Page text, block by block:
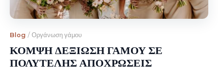
Blog / Οργάνωση γάμου
ΚΟΜΨΗ ΔΕΞΙΩΣΗ ΓΑΜΟΥ ΣΕ
ΠΟΛΥΤΕΛΗΣ ΑΠΟΧΡΩΣΕΙΣ